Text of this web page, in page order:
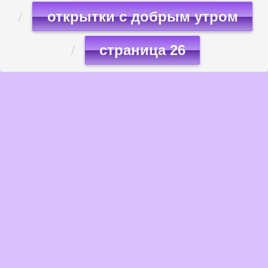
открытки с добрым утром
страница 26